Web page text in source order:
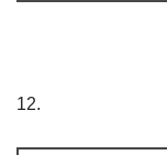
12.